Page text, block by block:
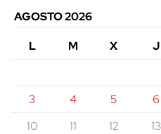
AGOSTO 2026
L
M X J
3
4 5 6
10
11 12 13